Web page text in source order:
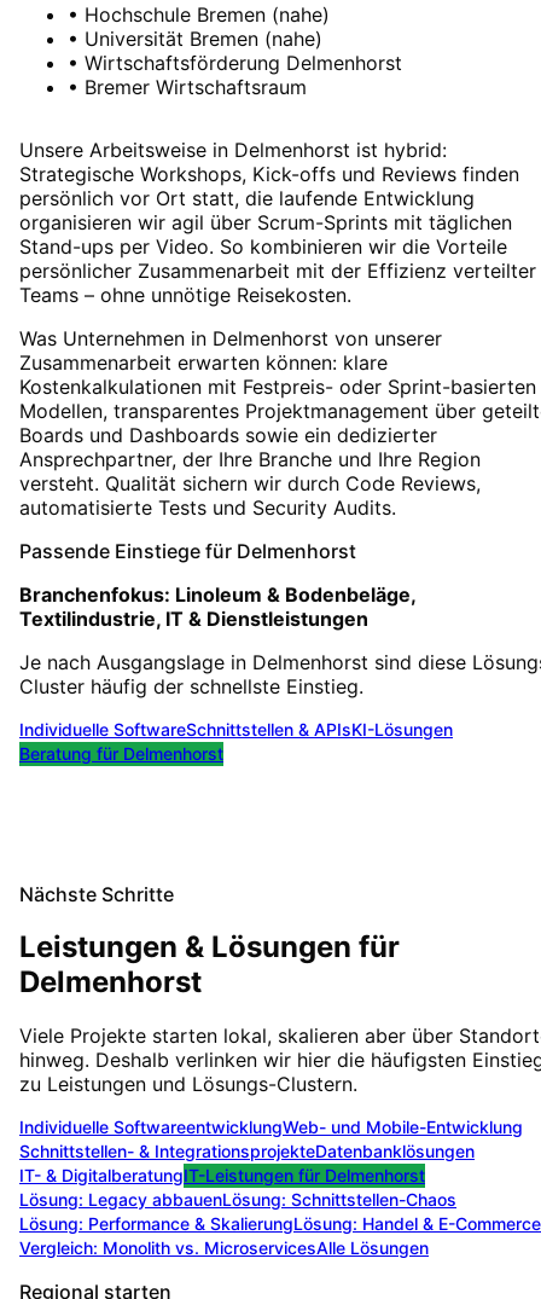
• Hochschule Bremen (nahe)
• Universität Bremen (nahe)
• Wirtschaftsförderung Delmenhorst
• Bremer Wirtschaftsraum
Unsere Arbeitsweise in Delmenhorst ist hybrid:
Strategische Workshops, Kick-offs und Reviews finden
persönlich vor Ort statt, die laufende Entwicklung
organisieren wir agil über Scrum-Sprints mit täglichen
Stand-ups per Video. So kombinieren wir die Vorteile
persönlicher Zusammenarbeit mit der Effizienz verteilter
Teams – ohne unnötige Reisekosten.
Was Unternehmen in Delmenhorst von unserer
Zusammenarbeit erwarten können: klare
Kostenkalkulationen mit Festpreis- oder Sprint-basierten
Modellen, transparentes Projektmanagement über
Boards und Dashboards sowie ein dedizierter
Ansprechpartner, der Ihre Branche und Ihre Region
versteht. Qualität sichern wir durch Code Reviews,
automatisierte Tests und Security Audits.
Passende Einstiege für Delmenhorst
Branchenfokus: Linoleum & Bodenbeläge,
Textilindustrie, IT & Dienstleistungen
Je nach Ausgangslage in Delmenhorst sind diese
Cluster häufig der schnellste Einstieg.
Individuelle SoftwareSchnittstellen & APIsKI-Lösungen
Beratung für Delmenhorst
Nächste Schritte
Leistungen & Lösungen für
Delmenhorst
Viele Projekte starten lokal, skalieren aber über
hinweg. Deshalb verlinken wir hier die häufigsten
zu Leistungen und Lösungs-Clustern.
Individuelle SoftwareentwicklungWeb- und Mobile-Entwicklung
Schnittstellen- & IntegrationsprojekteDatenbanklösungen
IT- & DigitalberatungIT-Leistungen für Delmenhorst
Lösung: Legacy abbauenLösung: Schnittstellen-Chaos
Lösung: Performance & SkalierungLösung: Handel & E-Commerce
Vergleich: Monolith vs. MicroservicesAlle Lösungen
Regional starten